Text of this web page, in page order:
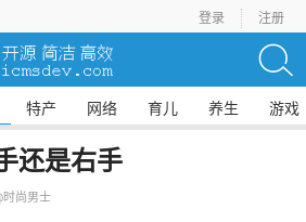
登录 注册
特产 网络 育儿 养生 游戏
还是右手
时尚男士